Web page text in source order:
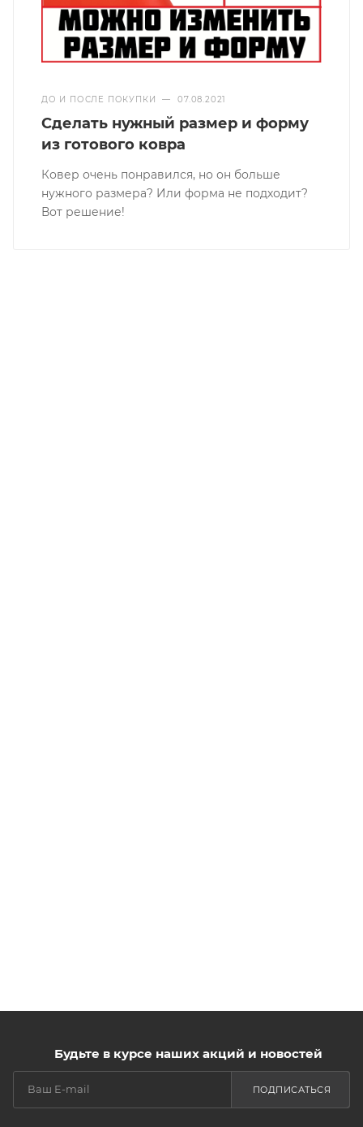
ДО И ПОСЛЕ ПОКУПКИ — 07.08.2021
Сделать нужный размер и форму
из готового ковра
Ковер очень понравился, но он больше
нужного размера? Или форма не подходит?
Вот решение!
Будьте в курсе наших акций и новостей
ПОДПИСАТЬСЯ